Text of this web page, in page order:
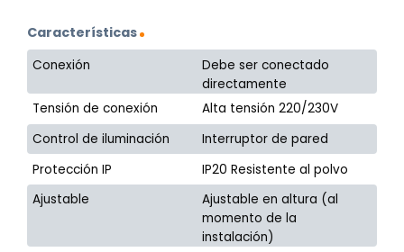
Características
Conexión
Debe ser conectado
directamente
Tensión de conexión
Alta tensión 220/230V
Control de iluminación
Interruptor de pared
Protección IP
IP20 Resistente al polvo
Ajustable
Ajustable en altura (al
momento de la
instalación)